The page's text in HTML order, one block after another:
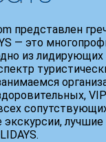
представлен
— это
из
лучшие